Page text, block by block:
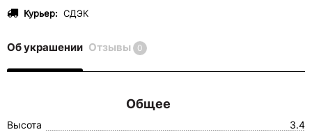
Курьер: СДЭК
Об украшении Отзывы 0
Общее
Высота
3.4